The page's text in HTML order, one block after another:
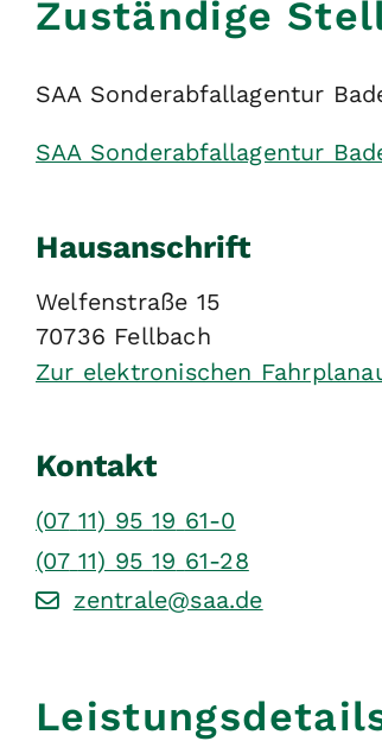
Zuständige
SAA Sonderabfallagentur
SAA Sonderabfallagentur
Hausanschrift
Welfenstraße 15
70736 Fellbach
Zur elektronischen
Kontakt
(07 11) 95 19 61-0
(07 11) 95 19 61-28
zentrale@saa.de